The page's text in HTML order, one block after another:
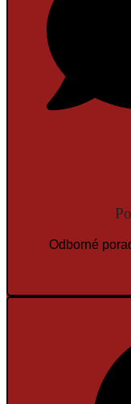
Odborné